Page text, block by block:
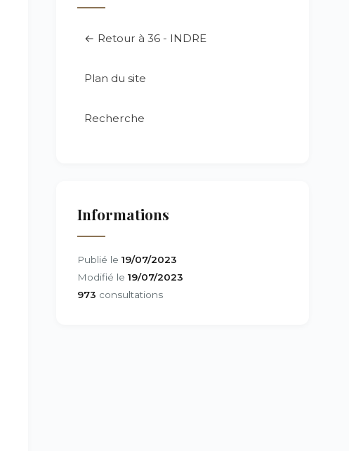
← Retour à 36 - INDRE
Plan du site
Recherche
Informations
Publié le 19/07/2023
Modifié le 19/07/2023
973 consultations